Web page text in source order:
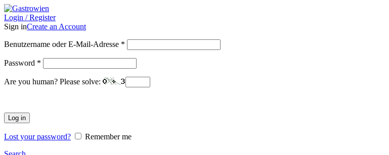
Login / Register
Sign inCreate an Account
Benutzername oder E-Mail-Adresse *
Password *
Are you human? Please solve:
Log in
Lost your password?
Remember me